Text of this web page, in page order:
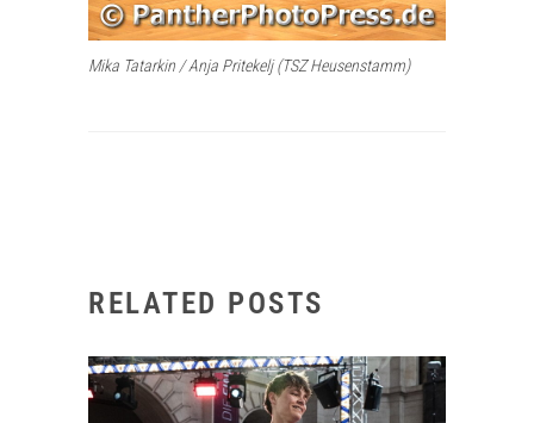
Mika Tatarkin / Anja Pritekelj (TSZ Heusenstamm)
RELATED POSTS